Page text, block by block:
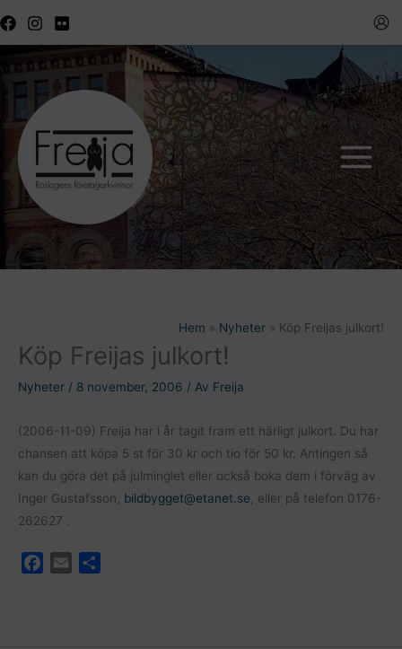
till
Hem Nyheter Köp Freijas julkort!
Köp Freijas julkort!
Nyheter / 8 november, 2006 / Av Freija
(2006-11-09) Freija har i år tagit fram ett härligt julkort. Du har
chansen att köpa 5 st för 30 kr och tio för 50 kr. Antingen så
kan du göra det på julminglet eller också boka dem i förväg av
Inger Gustafsson, bildbygget@etanet.se , eller på telefon 0176-
262627 .